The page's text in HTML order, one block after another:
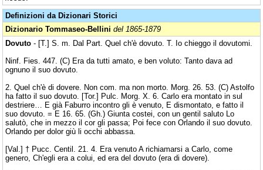
Definizioni da Dizionari Storici
Dizionario Tommaseo-Bellini del 1865-1879
Dovuto - [T.] S. m. Dal Part. Quel ch'è dovuto. T. Io chieggo il dovutomi.
Ninf. Fies. 447. (C) Era da tutti amato, e ben voluto: Tanto dava ad
ognuno il suo dovuto.
2. Quel ch'è di dovere. Non com. ma non morto. Morg. 26. 53. (C) Astolfo
ha fatto il suo dovuto. [Tor.] Pulc. Morg. X. 6. Carlo era montato in sul
destriere… E già Faburro incontro gli è venuto, E dismontato, e fatto il
suo dovuto. = E 16. 65. (Gh.) Giunta costei, con un gentil saluto Lo
salutò, che in mezzo il cor gli passa; Poi fece con Orlando il suo dovuto.
Orlando per dolor giù li occhi abbassa.
[Val.] † Pucc. Centil. 21. 4. Era venuto A richiamarsi a Carlo, come
genero, Ch'egli era a colui, ed era del dovuto (era di dovere).